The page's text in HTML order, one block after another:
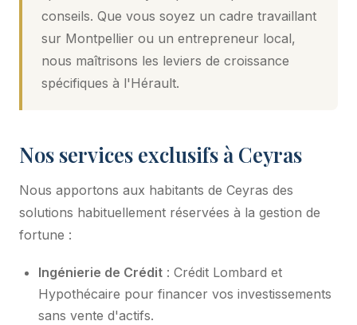
conseils. Que vous soyez un cadre travaillant
sur Montpellier ou un entrepreneur local,
nous maîtrisons les leviers de croissance
spécifiques à l'Hérault.
Nos services exclusifs à Ceyras
Nous apportons aux habitants de Ceyras des
solutions habituellement réservées à la gestion de
fortune :
Ingénierie de Crédit : Crédit Lombard et
Hypothécaire pour financer vos investissements
sans vente d'actifs.